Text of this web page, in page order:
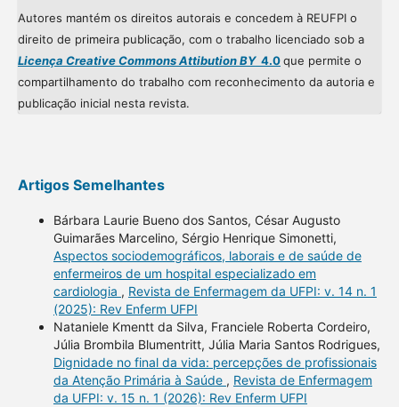
Autores mantém os direitos autorais e concedem à REUFPI o
direito de primeira publicação, com o trabalho licenciado sob a
Licença Creative Commons Attibution BY4.0que permite o
compartilhamento do trabalho com reconhecimento da autoria e
publicação inicial nesta revista.
Artigos Semelhantes
Bárbara Laurie Bueno dos Santos, César Augusto
Guimarães Marcelino, Sérgio Henrique Simonetti,
Aspectos sociodemográficos, laborais e de saúde de
enfermeiros de um hospital especializado em
cardiologia , Revista de Enfermagem da UFPI: v. 14 n. 1
(2025): Rev Enferm UFPI
Nataniele Kmentt da Silva, Franciele Roberta Cordeiro,
Júlia Brombila Blumentritt, Júlia Maria Santos Rodrigues,
Dignidade no final da vida: percepções de profissionais
da Atenção Primária à Saúde , Revista de Enfermagem
da UFPI: v. 15 n. 1 (2026): Rev Enferm UFPI